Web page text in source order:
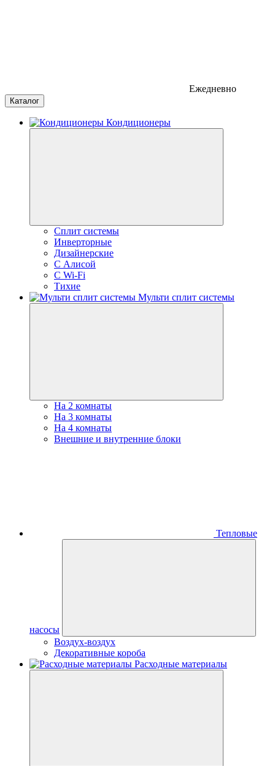
Ежедневно
Каталог
Кондиционеры
Сплит системы
Инверторные
Дизайнерские
С Алисой
C Wi-Fi
Тихие
Мульти сплит системы
На 2 комнаты
На 3 комнаты
На 4 комнаты
Внешние и внутренние блоки
Тепловые
насосы
Воздух-воздух
Декоративные короба
Расходные материалы